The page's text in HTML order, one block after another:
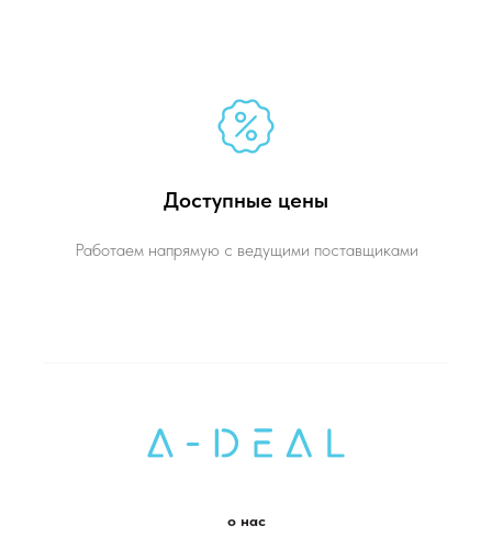
Доступные цены
Работаем напрямую с ведущими поставщиками
о нас